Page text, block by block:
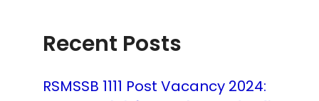
Recent Posts
RSMSSB 1111 Post Vacancy 2024: